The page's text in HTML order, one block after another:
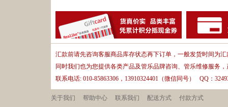
汇款前请先咨询客服商品库存状态再下订单，一般发货时间为汇
同时我们也为您提供各类产品及管乐品牌咨询、管乐维修服务
联系电话: 010-85863306，13910324401（微信同号） QQ：
关于我们 帮助中心 联系我们 配送方式 付款方式